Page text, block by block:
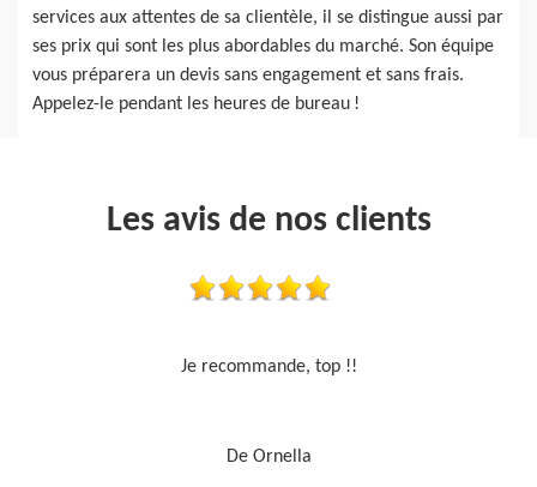
services aux attentes de sa clientèle, il se distingue aussi par
ses prix qui sont les plus abordables du marché. Son équipe
vous préparera un devis sans engagement et sans frais.
Appelez-le pendant les heures de bureau !
Les avis de nos clients
Travail sérieux
De Je cours je peins